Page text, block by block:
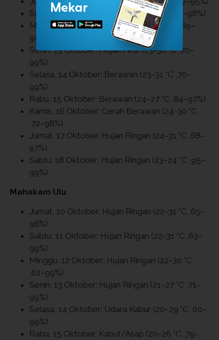
Sabtu, 11 Oktober: Berawan (23–31 °C ,70–98%)
Minggu, 12 Oktober: Berawan (23–30 °C ,69–
99%)
Senin, 13 Oktober: Hujan Petir (23–30 °C ,70–
99%)
Selasa, 14 Oktober: Berawan (23–31 °C ,70–
99%)
Rabu, 15 Oktober: Berawan (24–27 °C ,84–97%)
Kamis, 16 Oktober: Cerah Berawan (24–30 °C
,72–98%)
Jumat, 17 Oktober: Hujan Ringan (24–31 °C ,68–
97%)
Sabtu, 18 Oktober: Hujan Ringan (23–24 °C ,95–
99%)
Mahakam Ulu
Jumat, 10 Oktober: Hujan Ringan (22–31 °C ,65–
98%)
Sabtu, 11 Oktober: Hujan Ringan (22–31 °C ,63–
99%)
Minggu, 12 Oktober: Hujan Ringan (22–30 °C
,62–99%)
Senin, 13 Oktober: Hujan Ringan (21–27 °C ,71–
99%)
Selasa, 14 Oktober: Udara Kabur (20–29 °C ,60–
99%)
Rabu, 15 Oktober: Kabut/Asap (20–26 °C ,79–